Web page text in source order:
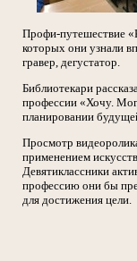
Профи-путешествие
которых они узнали
гравер, дегустатор.
Библиотекари
профессии «Хочу.
планировании
Просмотр
применением
Девятиклассники
профессию они бы
для достижения цели.